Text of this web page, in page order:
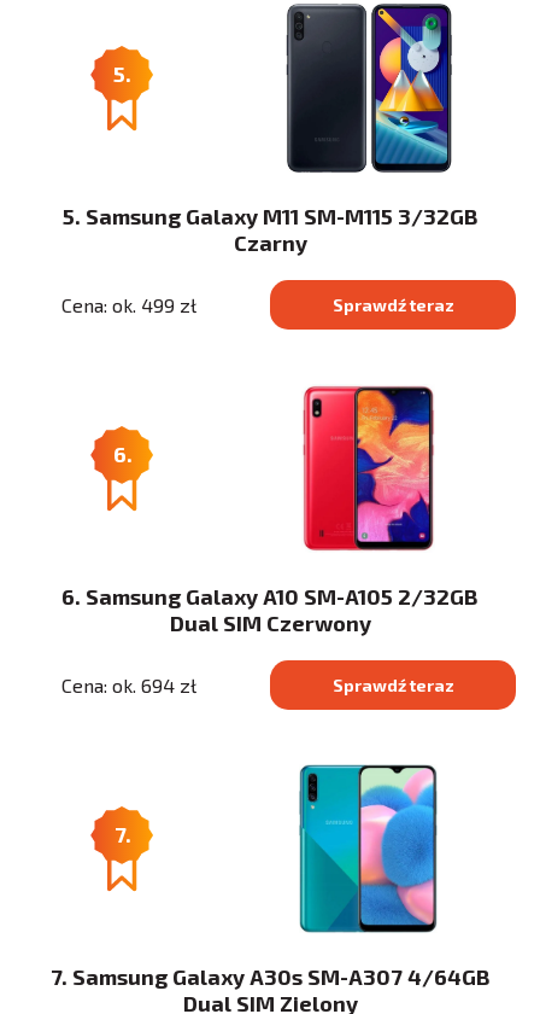
5.
5. Samsung Galaxy M11 SM-M115 3/32GB
Czarny
Cena: ok. 499 zł Sprawdź teraz
6.
6. Samsung Galaxy A10 SM-A105 2/32GB
Dual SIM Czerwony
Cena: ok. 694 zł Sprawdź teraz
7.
7. Samsung Galaxy A30s SM-A307 4/64GB
Dual SIM Zielony